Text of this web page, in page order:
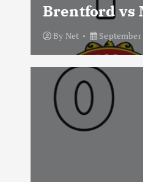
Brentford vs
By Net September